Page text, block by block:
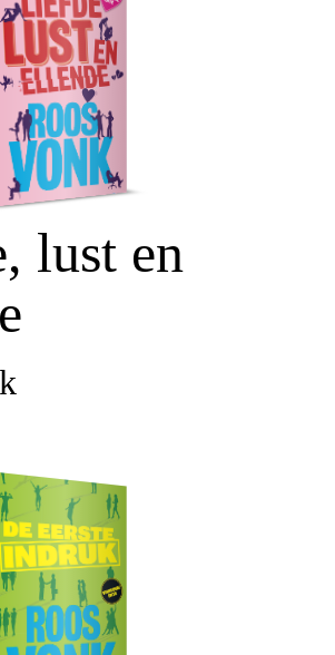
lust en